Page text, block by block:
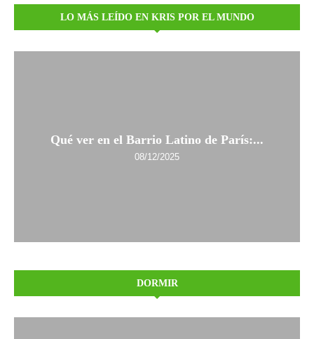
LO MÁS LEÍDO EN KRIS POR EL MUNDO
Qué ver en el Barrio Latino de París:...
08/12/2025
DORMIR